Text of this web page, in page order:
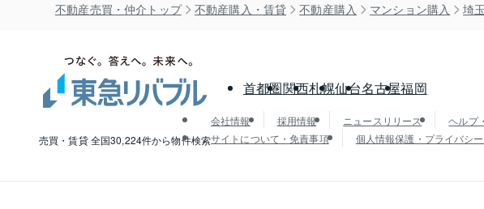
不動産売買・仲介トップ 不動産購入・賃貸 不動産購入 マンション購入 埼
売買・賃貸 全国30,224件から物件検索
首都圏関西札幌仙台名古屋福岡
会社情報 採用情報 ニュースリリース ヘルプ
サイトについて・免責事項
個人情報保護・プライバシ